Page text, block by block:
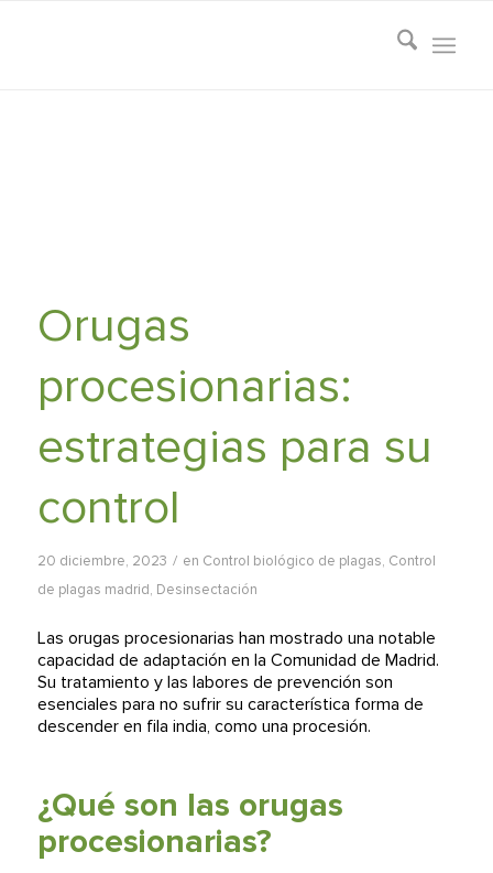
Orugas
procesionarias:
estrategias para su
control
20 diciembre, 2023 / en Control biológico de plagas, Control
de plagas madrid, Desinsectación
Las orugas procesionarias han mostrado una notable
capacidad de adaptación en la Comunidad de Madrid.
Su tratamiento y las labores de prevención son
esenciales para no sufrir su característica forma de
descender en fila india, como una procesión.
¿Qué son las orugas
procesionarias?